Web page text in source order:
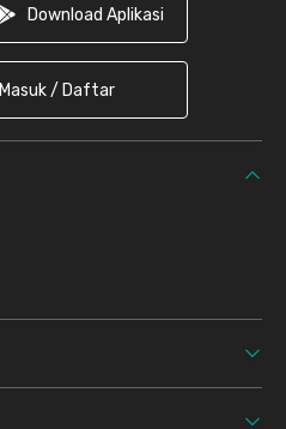
Download Aplikasi
Masuk / Daftar